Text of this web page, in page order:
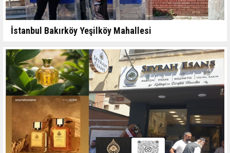
İstanbul Bakırköy Yeşilköy Mahallesi